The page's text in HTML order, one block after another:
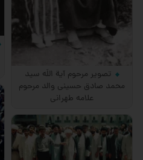
تصویر مرحوم آیة اللَه سید
محمد صادق حسینی والد مرحوم
علامه طهرانی